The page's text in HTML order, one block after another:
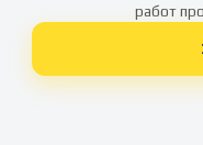
работ